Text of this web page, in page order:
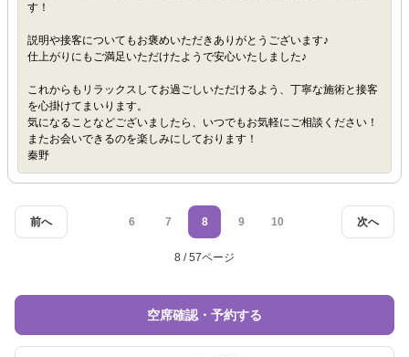
す！
説明や接客についてもお褒めいただきありがとうございます♪
仕上がりにもご満足いただけたようで安心いたしました♪
これからもリラックスしてお過ごしいただけるよう、丁寧な施術と接客
を心掛けてまいります。
気になることなどございましたら、いつでもお気軽にご相談ください！
またお会いできるのを楽しみにしております！
秦野
前へ 次へ
6 7 8 9 10
8 / 57ページ
空席確認・予約する